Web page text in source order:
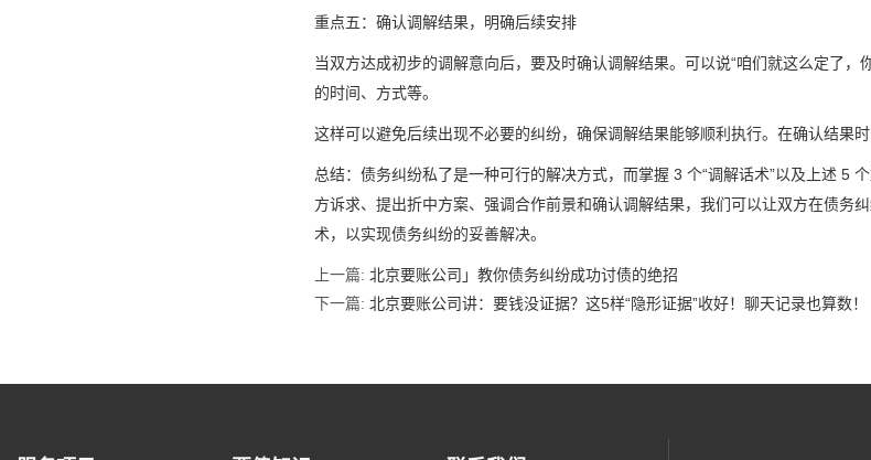
重点五：确认调解结果，明确后续安排
当双方达成初步的调解意向后，要及时确认调解结果。可以说“咱们就这么定了
的时间、方式等。
这样可以避免后续出现不必要的纠纷，确保调解结果能够顺利执行。在确认结果
总结：债务纠纷私了是一种可行的解决方式，而掌握 3 个“调解话术”以及上述 5
方诉求、提出折中方案、强调合作前景和确认调解结果，我们可以让双方在债务
术，以实现债务纠纷的妥善解决。
上一篇: 北京要账公司」教你债务纠纷成功讨债的绝招
下一篇: 北京要账公司讲：要钱没证据？这5样“隐形证据”收好！聊天记录也算数！